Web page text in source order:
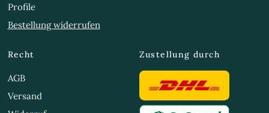
Profile
Bestellung widerrufen
Recht
AGB
Versand
Zustellung durch